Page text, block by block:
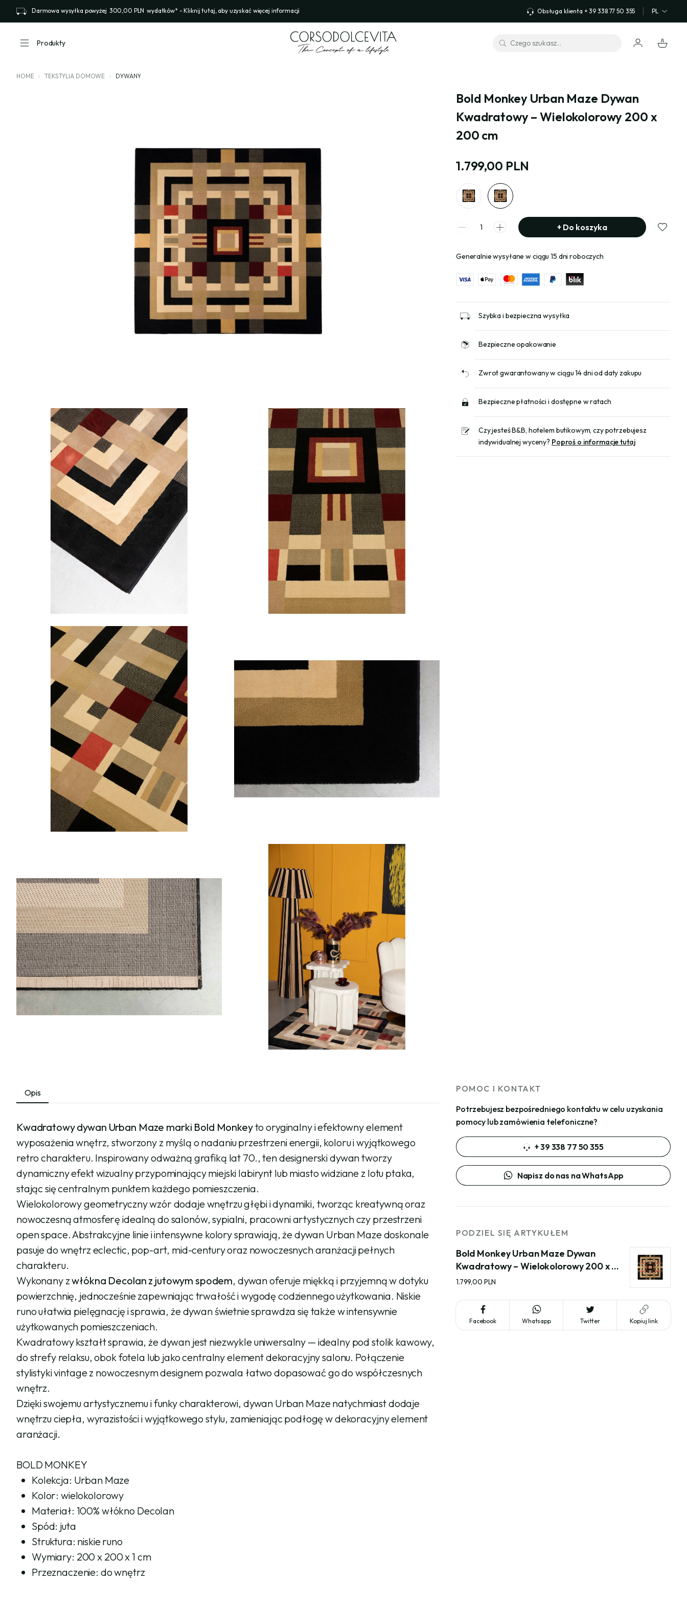
Darmowa wysyłka powyżej 300,00 PLN wydatków* - Kliknij tutaj, aby uzyskać więcej informacji Obsługa klienta + 39 338 77 50 355 PL
Produkty
HOME TEKSTYLIA DOMOWE DYWANY
Bold Monkey Urban Maze Dywan
Kwadratowy – Wielokolorowy 200 x
200 cm
1.799,00 PLN
+ Do koszyka
Generalnie wysyłane w ciągu 15 dni roboczych
Szybka i bezpieczna wysyłka
Bezpieczne opakowanie
Zwrot gwarantowany w ciągu 14 dni od daty zakupu
Bezpieczne płatności i dostępne w ratach
Czy jesteś B&B, hotelem butikowym, czy potrzebujesz
indywidualnej wyceny? Poproś o informacje tutaj
Opis
Kwadratowy dywan Urban Maze marki Bold Monkeyto oryginalny i efektowny element
wyposażenia wnętrz, stworzony z myślą o nadaniu przestrzeni energii, koloru i wyjątkowego
retro charakteru. Inspirowany odważną grafiką lat 70., ten designerski dywan tworzy
dynamiczny efekt wizualny przypominający miejski labirynt lub miasto widziane z lotu ptaka,
stając się centralnym punktem każdego pomieszczenia.
Wielokolorowy geometryczny wzór dodaje wnętrzu głębi i dynamiki, tworząc kreatywną oraz
nowoczesną atmosferę idealną do salonów, sypialni, pracowni artystycznych czy przestrzeni
open space. Abstrakcyjne linie i intensywne kolory sprawiają, że dywan Urban Maze doskonale
pasuje do wnętrz eclectic, pop-art, mid-century oraz nowoczesnych aranżacji pełnych
charakteru.
Wykonany zwłókna Decolan z jutowym spodem, dywan oferuje miękką i przyjemną w dotyku
powierzchnię, jednocześnie zapewniając trwałość i wygodę codziennego użytkowania. Niskie
runo ułatwia pielęgnację i sprawia, że dywan świetnie sprawdza się także w intensywnie
użytkowanych pomieszczeniach.
Kwadratowy kształt sprawia, że dywan jest niezwykle uniwersalny — idealny pod stolik kawowy,
do strefy relaksu, obok fotela lub jako centralny element dekoracyjny salonu. Połączenie
stylistyki vintage z nowoczesnym designem pozwala łatwo dopasować go do współczesnych
wnętrz.
Dzięki swojemu artystycznemu i funky charakterowi, dywan Urban Maze natychmiast dodaje
wnętrzu ciepła, wyrazistości i wyjątkowego stylu, zamieniając podłogę w dekoracyjny element
aranżacji.
BOLD MONKEY
Kolekcja: Urban Maze
Kolor: wielokolorowy
Materiał: 100% włókno Decolan
Spód: juta
Struktura: niskie runo
Wymiary: 200 x 200 x 1 cm
Przeznaczenie: do wnętrz
POMOC I KONTAKT
Potrzebujesz bezpośredniego kontaktu w celu uzyskania
pomocy lub zamówienia telefoniczne?
+ 39 338 77 50 355
Napisz do nas na WhatsApp
PODZIEL SIĘ ARTYKUŁEM
Bold Monkey Urban Maze Dywan
Kwadratowy – Wielokolorowy 200 x
200 cm
1.799,00 PLN
Facebook Whatsapp Twitter Kopiuj link